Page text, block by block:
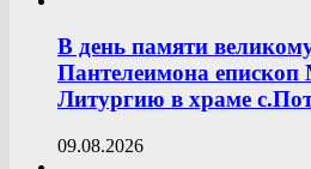
В день памяти
Пантелеимона
Литургию в храме
09.08.2026